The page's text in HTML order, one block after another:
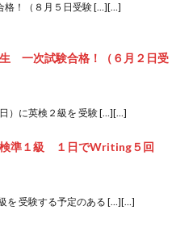
格！（８月５日受験 […][…]
一次試験合格！（６月２日受
）に英検２級を 受験 […][…]
準１級 １日でWriting５回
を 受験する予定のある […][…]